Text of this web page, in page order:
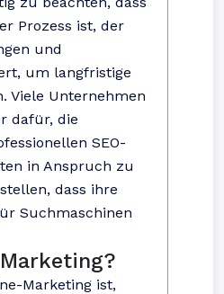
Prozess ist, der
und
um langfristige
Viele Unternehmen
dafür, die
SEO-
in Anspruch zu
dass ihre
Suchmaschinen
Marketing ist,